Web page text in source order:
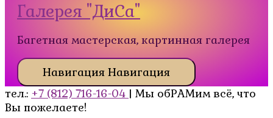
Галерея "ДиСа"
Багетная мастерская, картинная галерея
Навигация Навигация
тел.: +7 (812) 716-16-04 | Мы обРАМим всё, что
Вы пожелаете!